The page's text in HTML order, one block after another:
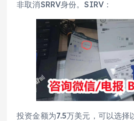
非取消SRRV身份。SIRV：
投资金额为7.5万美元，可以选择